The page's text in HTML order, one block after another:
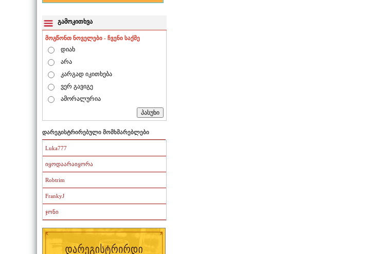
გამოკითხვა
მოგწონთ ნოველები - ჩვენი საქმე
დიახ
არა
კარგად იკითხება
ვერ გავიგე
ამორალურია
დარეგისტრირებული მომხმარებლები
Luka777
იყოდაარაიყორა
Robtrim
FrankyJ
ჯონი